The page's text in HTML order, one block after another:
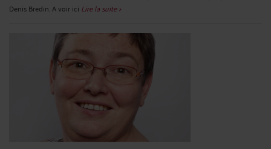
Denis Bredin. A voir ici Lire la suite >